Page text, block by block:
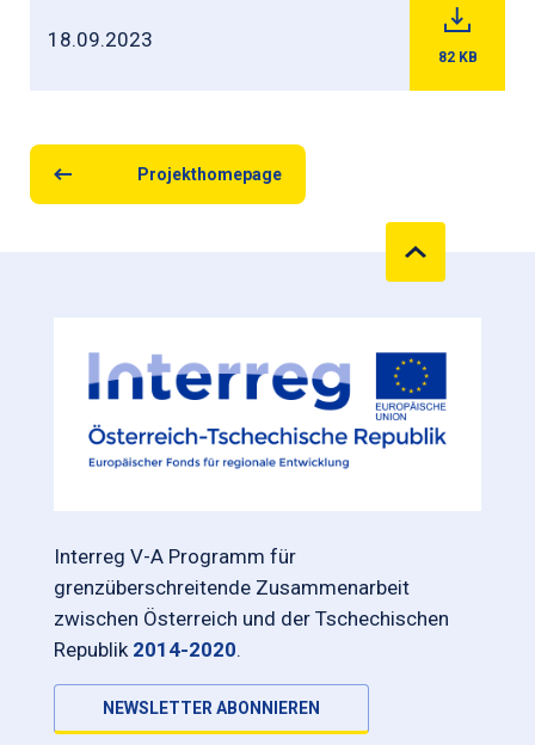
18.09.2023
82 KB
Projekthomepage
Interreg V-A Programm für
grenzüberschreitende Zusammenarbeit
zwischen Österreich und der Tschechischen
Republik 2014-2020.
NEWSLETTER ABONNIEREN